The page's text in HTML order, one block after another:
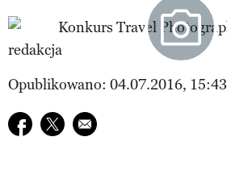
redakcja
Opublikowano: 04.07.2016, 15:43
Udostępnij na facebook
Udostępnij na twitter
E-mail do przyjaciela